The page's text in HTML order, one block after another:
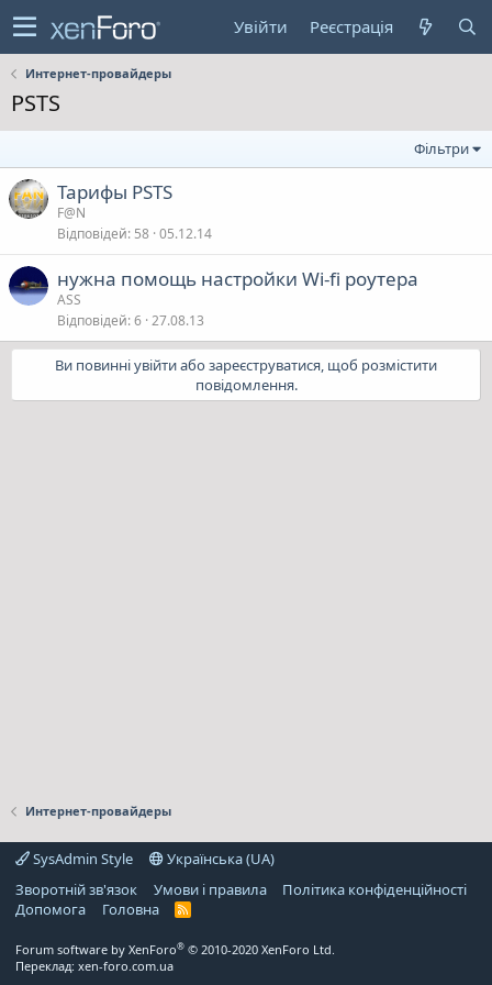
Увійти Реєстрація
Интернет-провайдеры
PSTS
Фільтри
Тарифы PSTS
F@N
Відповідей 58 05.12.14
нужна помощь настройки Wi-fi роутера
ASS
Відповідей 6 27.08.13
Ви повинні увійти або зареєструватися, щоб розмістити
повідомлення.
Интернет-провайдеры
SysAdmin Style
Українська (UA)
Зворотній зв'язок
Умови і правила
Політика конфіденційності
Дoпoмoга
Головна
R
Forum software by XenForo® © 2010-2020 XenForo Ltd.
Переклад: xen-foro.com.ua